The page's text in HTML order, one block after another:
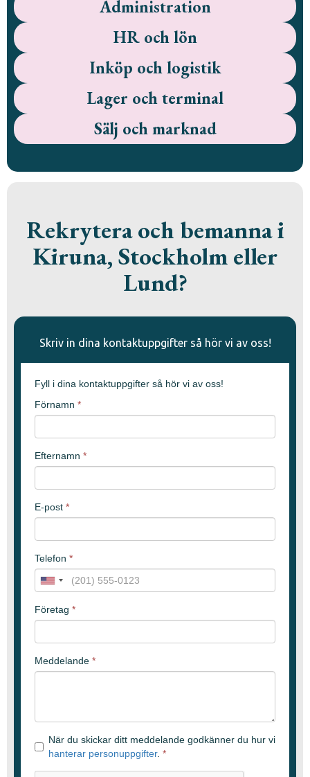
Administration
HR och lön
Inköp och logistik
Lager och terminal
Sälj och marknad
Rekrytera och bemanna i
Kiruna, Stockholm eller
Lund?
Skriv in dina kontaktuppgifter så hör vi av oss!